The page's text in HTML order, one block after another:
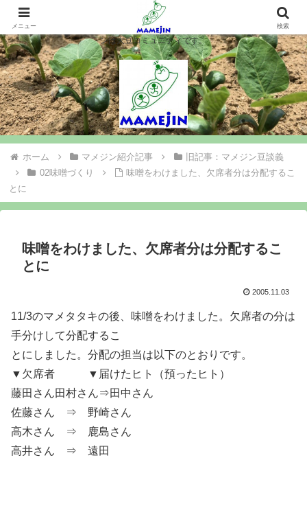
マメジンは大豆を作ります、シロウト農業を楽しみます、大豆コミュニティ＝
マメジン。大豆栽培や味噌豆腐づくりで農業と食料問題を考え行動するマメジ
ンは大豆コミュニティです。
ホーム マメジン紹介記事
旧記事：マメジン豆談義
02味噌づくり
味噌をわけました、欠席者分は分配するこ
とに
味噌をわけました、欠席者分は分配するこ
とに
2005.11.03
11/3のマメタタキの後、味噌をわけました。欠席者の分は
手分けして分配するこ
とにしました。分配の担当は以下のとおりです。
▼欠席者 ▼届けたヒト（預ったヒト）
藤田さん田村さん⇒田中さん
佐藤さん ⇒ 野崎さん
高木さん ⇒ 鹿島さん
高井さん ⇒ 遠田
メニュー 検索